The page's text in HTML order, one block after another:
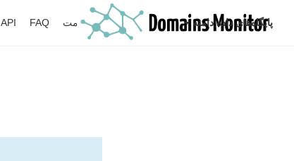
پایگاه‌های داده دامنه جستجو نظارت قیمت FAQ
API